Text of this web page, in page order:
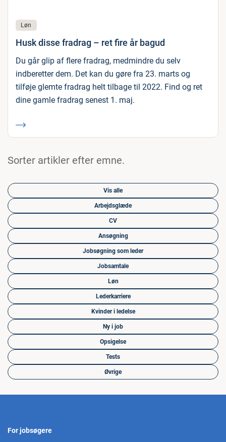
Løn
Husk disse fradrag – ret fire år bagud
Du går glip af flere fradrag, medmindre du selv
indberetter dem. Det kan du gøre fra 23. marts og
tilføje glemte fradrag helt tilbage til 2022. Find og ret
dine gamle fradrag senest 1. maj.
Sorter artikler efter emne.
Vis alle
Arbejdsglæde
CV
Ansøgning
Jobsøgning som leder
Jobsamtale
Løn
Lederkarriere
Kvinder i ledelse
Ny i job
Opsigelse
Tests
Øvrige
For jobsøgere